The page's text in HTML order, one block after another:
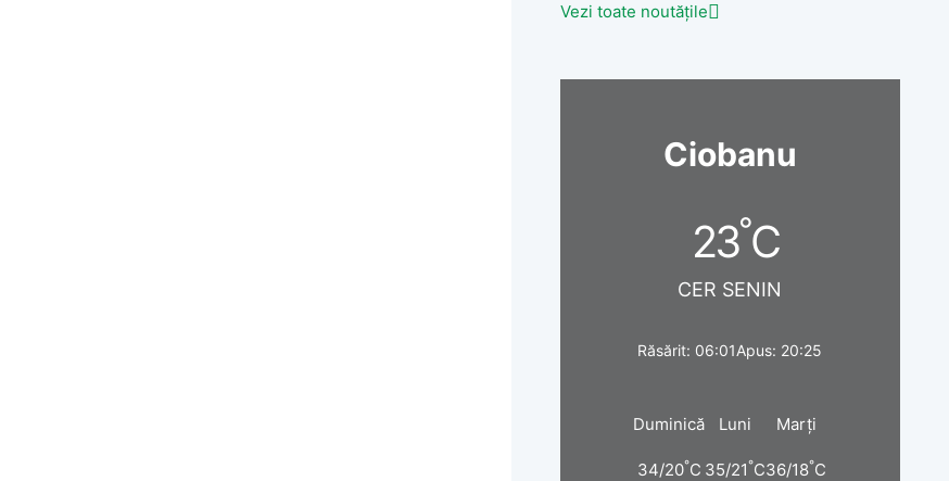
Vezi toate noutățile
Ciobanu
23°C
CER SENIN
Răsărit: 06:01Apus: 20:25
Duminică
34/20°C
Luni
35/21°C
Marți
36/18°C